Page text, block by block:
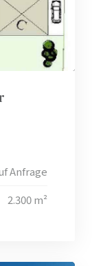
Anfrage
2.300 m²